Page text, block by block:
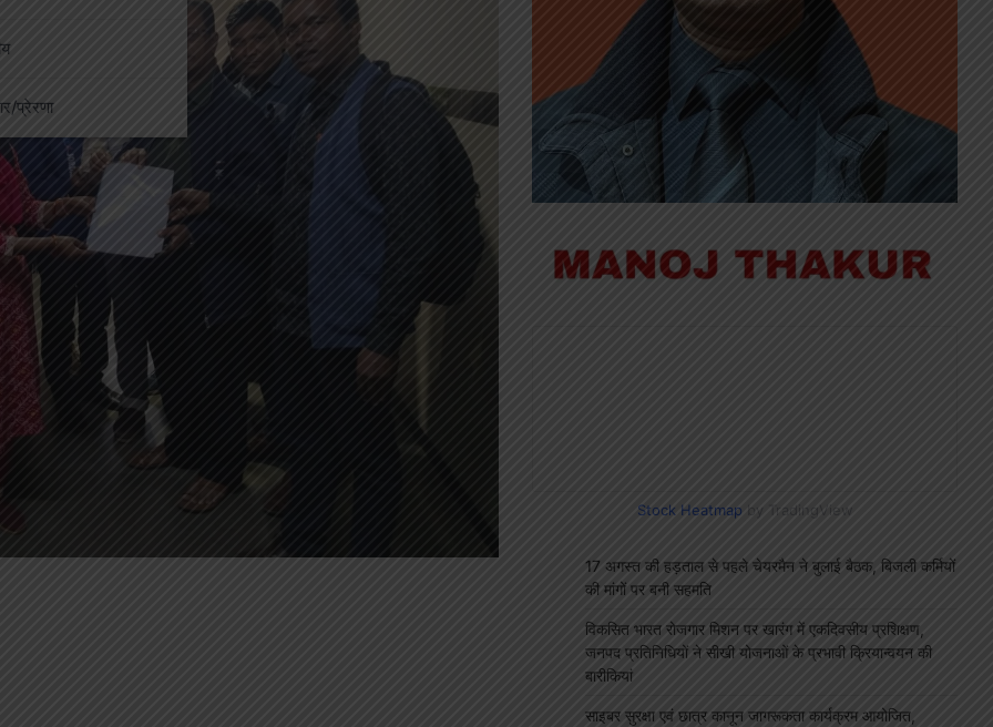
प्रेरणा
Stock Heatmap by TradingView
17 अगस्त की हड़ताल से पहले चेयरमैन ने बुलाई बैठक, बिजली कर्मियों
की मांगों पर बनी सहमति
विकसित भारत रोजगार मिशन पर खारंग में एकदिवसीय प्रशिक्षण,
जनपद प्रतिनिधियों ने सीखी योजनाओं के प्रभावी क्रियान्वयन की
बारीकियां
साइबर सुरक्षा एवं छात्र कानून जागरूकता कार्यक्रम आयोजित,